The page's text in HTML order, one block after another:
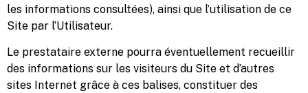
les informations consultées), ainsi que l’utilisation de ce
Site par l’Utilisateur.
Le prestataire externe pourra éventuellement recueillir
des informations sur les visiteurs du Site et d’autres
sites Internet grâce à ces balises, constituer des